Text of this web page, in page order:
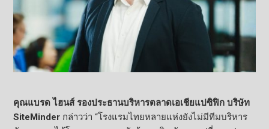
คุณแบรด ไฮนส์ รองประธานบริหารตลาดเอเชียแปซิฟิก บริษัท
SiteMinder กล่าวว่า “โรงแรมไทยหลายแห่งยังไม่มีทีมบริหาร